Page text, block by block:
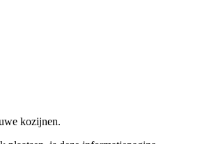
kozijnen.